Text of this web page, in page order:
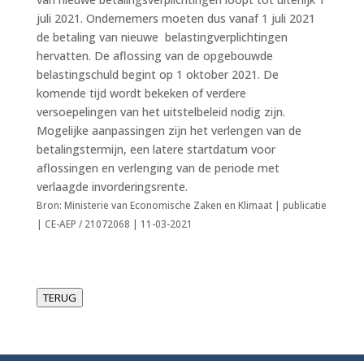
juli 2021. Ondernemers moeten dus vanaf 1 juli 2021
de betaling van nieuwe belastingverplichtingen
hervatten. De aflossing van de opgebouwde
belastingschuld begint op 1 oktober 2021. De
komende tijd wordt bekeken of verdere
versoepelingen van het uitstelbeleid nodig zijn.
Mogelijke aanpassingen zijn het verlengen van de
betalingstermijn, een latere startdatum voor
aflossingen en verlenging van de periode met
verlaagde invorderingsrente.
Bron: Ministerie van Economische Zaken en Klimaat | publicatie
| CE-AEP / 21072068 | 11-03-2021
TERUG